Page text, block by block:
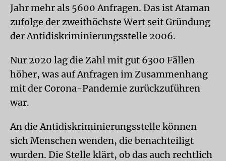
Jahr mehr als 5600 Anfragen. Das ist Ataman
zufolge der zweithöchste Wert seit Gründung
der Antidiskriminierungsstelle 2006.
Nur 2020 lag die Zahl mit gut 6300 Fällen
höher, was auf Anfragen im Zusammenhang
mit der Corona-Pandemie zurückzuführen
war.
An die Antidiskriminierungsstelle können
sich Menschen wenden, die benachteiligt
wurden. Die Stelle klärt, ob das auch rechtlich